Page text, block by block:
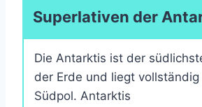
Superlativen der
Die Antarktis ist der
der Erde und liegt vollständig
Südpol. Antarktis